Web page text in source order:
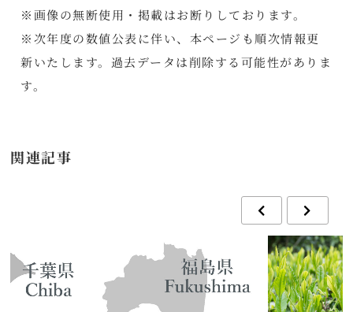
※画像の無断使用・掲載はお断りしております。
※次年度の数値公表に伴い、本ページも順次情報更
新いたします。過去データは削除する可能性がありま
す。
関連記事